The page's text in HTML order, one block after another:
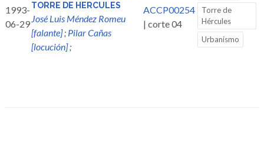
1993-
06-29
TORRE DE HERCULES
José Luis Méndez Romeu
[falante]; Pilar Cañas
[locución];
ACCP00254
| corte 04
Torre de
Hércules
Urbanismo